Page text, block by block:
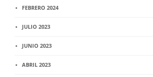
FEBRERO 2024
JULIO 2023
JUNIO 2023
ABRIL 2023